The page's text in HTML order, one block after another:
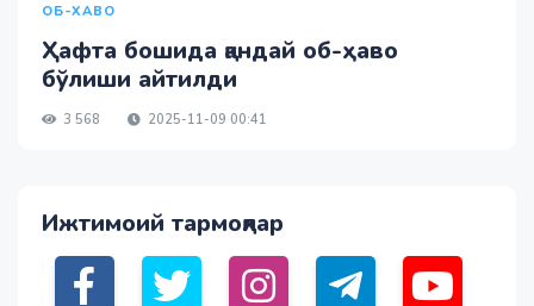
ОБ-ХАВО
Ҳафта бошида қандай об-ҳаво
бўлиши айтилди
3 568 2025-11-09 00:41
Ижтимоий тармоқлар